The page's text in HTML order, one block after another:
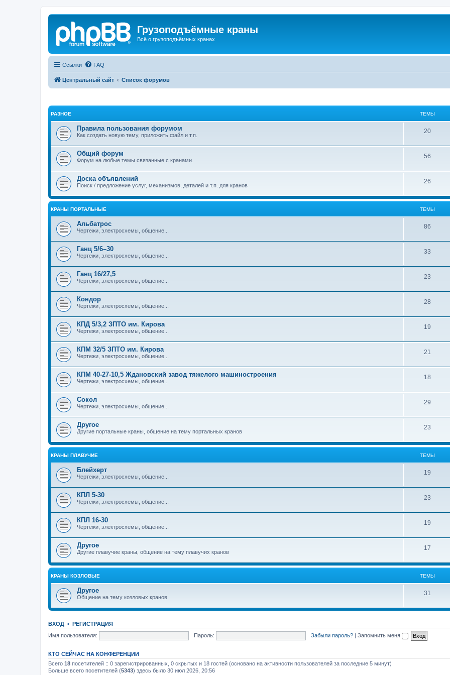
Грузоподъёмные краны
Всё о грузоподъёмных кранах
Ссылки FAQ
Центральный сайт Список форумов
РАЗНОЕ ТЕМЫ
Правила пользования форумом
Как создать новую тему, приложить файл и т.п.
20
Общий форум
Форум на любые темы связанные с кранами.
56
Доска объявлений
Поиск / предложение услуг, механизмов, деталей и т.п. для кранов
26
КРАНЫ ПОРТАЛЬНЫЕ ТЕМЫ
Альбатрос
Чертежи, электросхемы, общение...
86
Ганц 5/6–30
Чертежи, электросхемы, общение...
33
Ганц 16/27,5
Чертежи, электросхемы, общение...
23
Кондор
Чертежи, электросхемы, общение...
28
КПД 5/3,2 ЗПТО им. Кирова
Чертежи, электросхемы, общение...
19
КПМ 32/5 ЗПТО им. Кирова
Чертежи, электросхемы, общение...
21
КПМ 40-27-10,5 Ждановский завод тяжелого машиностроения
Чертежи, электросхемы, общение...
18
Сокол
Чертежи, электросхемы, общение...
29
Другое
Другие портальные краны, общение на тему портальных кранов
23
КРАНЫ ПЛАВУЧИЕ ТЕМЫ
Блейхерт
Чертежи, электросхемы, общение...
19
КПЛ 5-30
Чертежи, электросхемы, общение...
23
КПЛ 16-30
Чертежи, электросхемы, общение...
19
Другое
Другие плавучие краны, общение на тему плавучих кранов
17
КРАНЫ КОЗЛОВЫЕ ТЕМЫ
Другое
Общение на тему козловых кранов
31
ВХОД • РЕГИСТРАЦИЯ
Имя пользователя:
Пароль: Забыли пароль? | Запомнить меня
КТО СЕЙЧАС НА КОНФЕРЕНЦИИ
Всего 18 посетителей :: 0 зарегистрированных, 0 скрытых и 18 гостей (основано на активности пользователей за последние 5 минут)
Больше всего посетителей (5343) здесь было 30 июл 2026, 20:56